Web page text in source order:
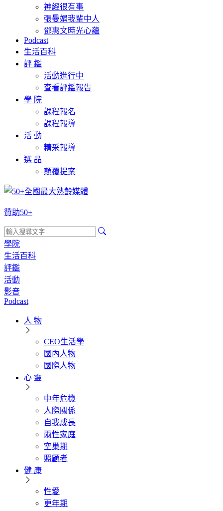
神經很有事
張曼娟我輩中人
鄧惠文時光心蘊
Podcast
生活百科
評 鑑
活動進行中
查看評鑑報告
學 院
課程報名
課程報導
活 動
精采報導
選 品
顛覆提案
贊助50+
學院
生活百科
評鑑
活動
影音
Podcast
人 物
CEO生活學
國內人物
國際人物
心 靈
中年危機
人際關係
自我成長
兩性家庭
空巢期
照顧者
健 康
性愛
更年期